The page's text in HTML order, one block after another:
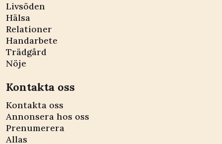
Livsöden
Hälsa
Relationer
Handarbete
Trädgård
Nöje
Kontakta oss
Kontakta oss
Annonsera hos oss
Prenumerera
Allas